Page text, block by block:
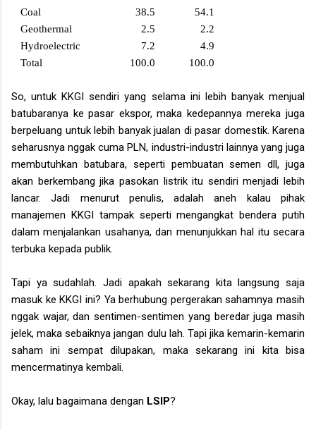
Coal
38.5
54.1
Geothermal
2.5
2.2
Hydroelectric
7.2
4.9
Total
100.0 100.0
So, untuk KKGI sendiri yang selama ini lebih banyak menjual
batubaranya ke pasar ekspor, maka kedepannya mereka juga
berpeluang untuk lebih banyak jualan di pasar domestik. Karena
seharusnya nggak cuma PLN, industri-industri lainnya yang juga
membutuhkan batubara, seperti pembuatan semen dll, juga
akan berkembang jika pasokan listrik itu sendiri menjadi lebih
lancar. Jadi menurut penulis, adalah aneh kalau pihak
manajemen KKGI tampak seperti mengangkat bendera putih
dalam menjalankan usahanya, dan menunjukkan hal itu secara
terbuka kepada publik.
Tapi ya sudahlah. Jadi apakah sekarang kita langsung saja
masuk ke KKGI ini? Ya berhubung pergerakan sahamnya masih
nggak wajar, dan sentimen-sentimen yang beredar juga masih
jelek, maka sebaiknya jangan dulu lah. Tapi jika kemarin-kemarin
saham ini sempat dilupakan, maka sekarang ini kita bisa
mencermatinya kembali.
Okay, lalu bagaimana dengan LSIP?